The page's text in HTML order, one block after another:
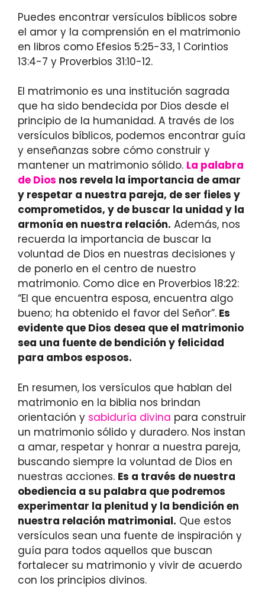
Puedes encontrar versículos bíblicos sobre
el amor y la comprensión en el matrimonio
en libros como Efesios 5:25-33, 1 Corintios
13:4-7 y Proverbios 31:10-12.
El matrimonio es una institución sagrada
que ha sido bendecida por Dios desde el
principio de la humanidad. A través de los
versículos bíblicos, podemos encontrar guía
y enseñanzas sobre cómo construir y
mantener un matrimonio sólido. La palabra
de Dios nos revela la importancia de amar
y respetar a nuestra pareja, de ser fieles y
comprometidos, y de buscar la unidad y la
armonía en nuestra relación. Además, nos
recuerda la importancia de buscar la
voluntad de Dios en nuestras decisiones y
de ponerlo en el centro de nuestro
matrimonio. Como dice en Proverbios 18:22:
“El que encuentra esposa, encuentra algo
bueno; ha obtenido el favor del Señor”. Es
evidente que Dios desea que el matrimonio
sea una fuente de bendición y felicidad
para ambos esposos.
En resumen, los versículos que hablan del
matrimonio en la biblia nos brindan
orientación y sabiduría divina para construir
un matrimonio sólido y duradero. Nos instan
a amar, respetar y honrar a nuestra pareja,
buscando siempre la voluntad de Dios en
nuestras acciones. Es a través de nuestra
obediencia a su palabra que podremos
experimentar la plenitud y la bendición en
nuestra relación matrimonial. Que estos
versículos sean una fuente de inspiración y
guía para todos aquellos que buscan
fortalecer su matrimonio y vivir de acuerdo
con los principios divinos.